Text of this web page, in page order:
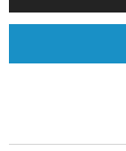
|
y
20ML.